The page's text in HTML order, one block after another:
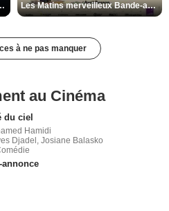
annonce VO STFR Les Matins merveilleux Bande-annonce VF
à ne pas manquer
au Cinéma
du ciel
Hamidi
Djadel, Josiane Balasko
annonce